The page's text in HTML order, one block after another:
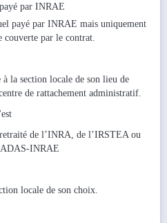
par INRAE
payé par INRAE mais uniquement
couverte par le contrat.
la section locale de son lieu de
de rattachement administratif.
de l’INRA, de l’IRSTEA ou
INRAE
locale de son choix.